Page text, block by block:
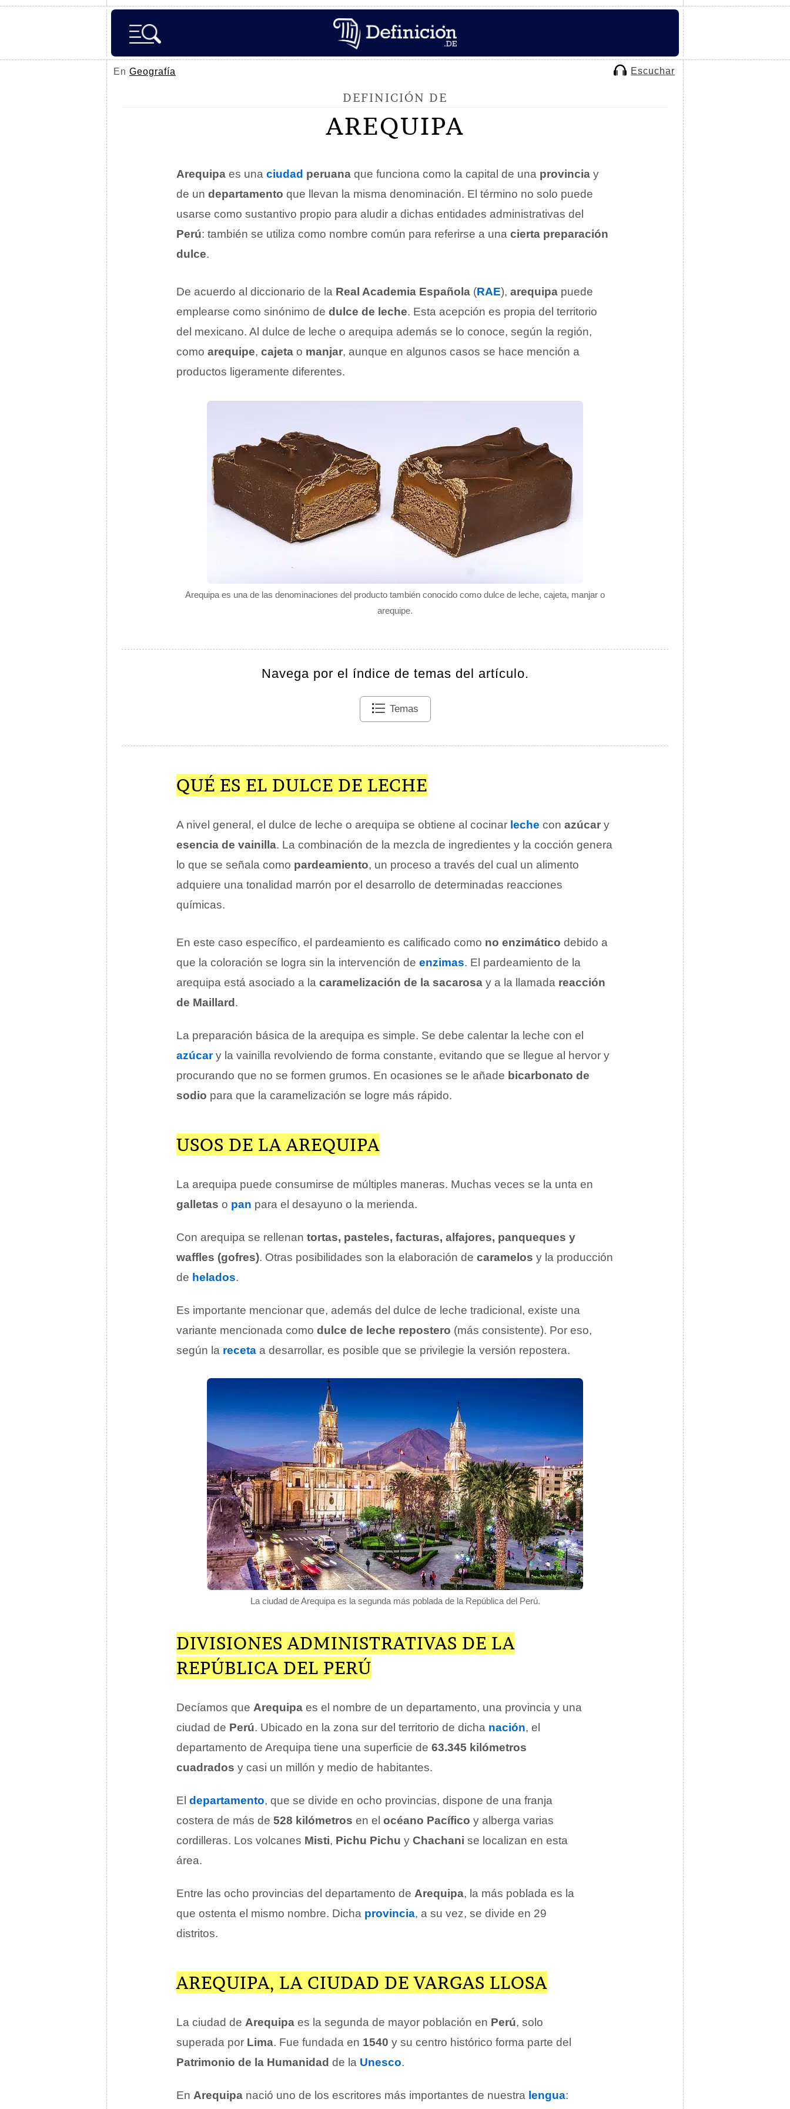
En Geografía Escuchar
DEFINICIÓN DE
AREQUIPA
Arequipa es una de las denominaciones del producto también conocido como dulce de leche, cajeta, manjar o
arequipe.
Arequipa es una ciudad peruana que funciona como la capital de una provincia y
de un departamento que llevan la misma denominación. El término no solo puede
usarse como sustantivo propio para aludir a dichas entidades administrativas del
Perú: también se utiliza como nombre común para referirse a una cierta preparación
dulce.
De acuerdo al diccionario de la Real Academia Española (RAE), arequipa puede
emplearse como sinónimo de dulce de leche. Esta acepción es propia del territorio
del mexicano. Al dulce de leche o arequipa además se lo conoce, según la región,
como arequipe, cajeta o manjar, aunque en algunos casos se hace mención a
productos ligeramente diferentes.
Navega por el índice de temas del artículo.
Temas
QUÉ ES EL DULCE DE LECHE
A nivel general, el dulce de leche o arequipa se obtiene al cocinar leche con azúcar y
esencia de vainilla. La combinación de la mezcla de ingredientes y la cocción genera
lo que se señala como pardeamiento, un proceso a través del cual un alimento
adquiere una tonalidad marrón por el desarrollo de determinadas reacciones
químicas.
En este caso específico, el pardeamiento es calificado como no enzimático debido a
que la coloración se logra sin la intervención de enzimas. El pardeamiento de la
arequipa está asociado a la caramelización de la sacarosa y a la llamada reacción
de Maillard .
La preparación básica de la arequipa es simple. Se debe calentar la leche con el
azúcary la vainilla revolviendo de forma constante, evitando que se llegue al hervor y
procurando que no se formen grumos. En ocasiones se le añade bicarbonato de
sodio para que la caramelización se logre más rápido.
USOS DE LA AREQUIPA
La arequipa puede consumirse de múltiples maneras. Muchas veces se la unta en
galletas o pan para el desayuno o la merienda.
Con arequipa se rellenan tortas, pasteles, facturas, alfajores, panqueques y
waffles (gofres). Otras posibilidades son la elaboración de caramelos y la producción
de helados.
Es importante mencionar que, además del dulce de leche tradicional, existe una
variante mencionada como dulce de leche repostero (más consistente). Por eso,
según la receta a desarrollar, es posible que se privilegie la versión repostera.
La ciudad de Arequipa es la segunda más poblada de la República del Perú.
DIVISIONES ADMINISTRATIVAS DE LA
REPÚBLICA DEL PERÚ
Decíamos que Arequipa es el nombre de un departamento, una provincia y una
ciudad de Perú. Ubicado en la zona sur del territorio de dicha nación, el
departamento de Arequipa tiene una superficie de 63.345 kilómetros
cuadrados y casi un millón y medio de habitantes.
El departamento, que se divide en ocho provincias, dispone de una franja
costera de más de 528 kilómetros en el océano Pacífico y alberga varias
cordilleras. Los volcanes Misti, Pichu Pichu y Chachani se localizan en esta
área.
Entre las ocho provincias del departamento de Arequipa, la más poblada es la
que ostenta el mismo nombre. Dicha provincia, a su vez, se divide en 29
distritos.
AREQUIPA, LA CIUDAD DE VARGAS LLOSA
La ciudad de Arequipa es la segunda de mayor población en Perú, solo
superada por Lima. Fue fundada en 1540 y su centro histórico forma parte del
Patrimonio de la Humanidad de la Unesco.
En Arequipa nació uno de los escritores más importantes de nuestra lengua: